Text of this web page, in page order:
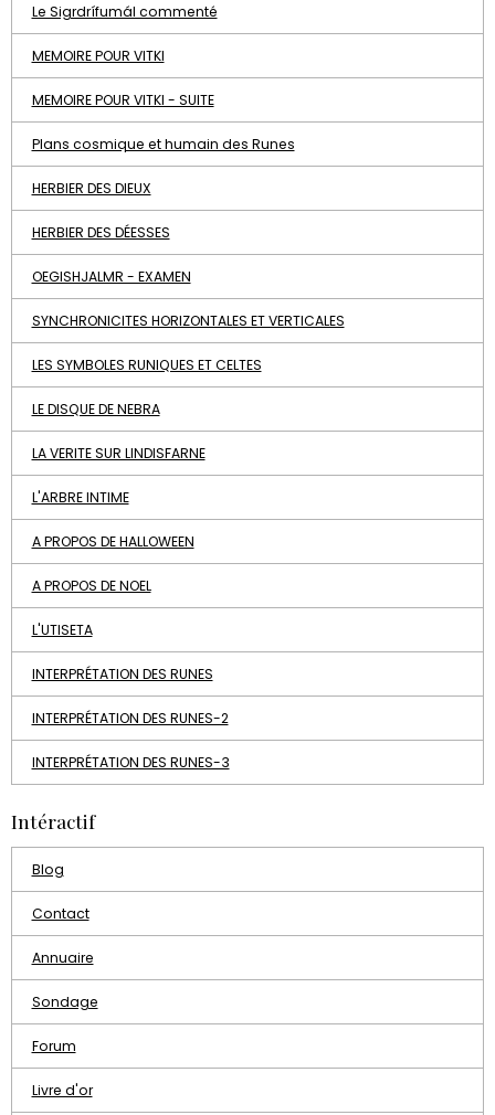
Le Sigrdrífumál commenté
MEMOIRE POUR VITKI
MEMOIRE POUR VITKI - SUITE
Plans cosmique et humain des Runes
HERBIER DES DIEUX
HERBIER DES DÉESSES
OEGISHJALMR - EXAMEN
SYNCHRONICITES HORIZONTALES ET VERTICALES
LES SYMBOLES RUNIQUES ET CELTES
LE DISQUE DE NEBRA
LA VERITE SUR LINDISFARNE
L'ARBRE INTIME
A PROPOS DE HALLOWEEN
A PROPOS DE NOEL
L'UTISETA
INTERPRÉTATION DES RUNES
INTERPRÉTATION DES RUNES-2
INTERPRÉTATION DES RUNES-3
Intéractif
Blog
Contact
Annuaire
Sondage
Forum
Livre d'or